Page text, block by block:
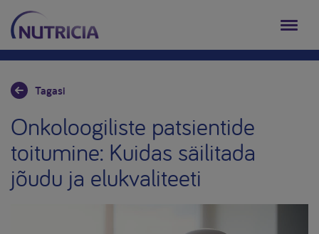
Tagasi
Onkoloogiliste patsientide
toitumine: Kuidas säilitada
jõudu ja elukvaliteeti